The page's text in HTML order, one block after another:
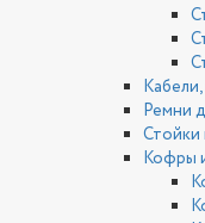
Ремни
Стойки
Кофры